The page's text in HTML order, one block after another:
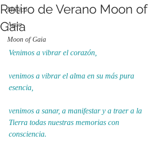
Música
Agua
Moon of Gaia
Retiro de Verano Moon of
Gaia
Venimos a vibrar el corazón,
venimos a vibrar el alma en su más pura
esencia,
venimos a sanar, a manifestar y a traer a la
Tierra todas nuestras memorias con
consciencia.